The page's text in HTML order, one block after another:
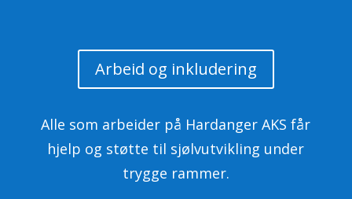
Arbeid og inkludering
Alle som arbeider på Hardanger AKS får
hjelp og støtte til sjølvutvikling under
trygge rammer.